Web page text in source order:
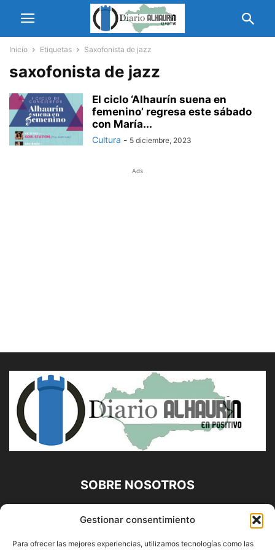
Gestionar consentimiento
Para ofrecer las mejores experiencias, utilizamos tecnologías como las
Inicio Etiquetas Saxofonista de jazz
saxofonista de jazz
El ciclo ‘Alhaurín suena en
femenino’ regresa este sábado
con María...
Cultura - 5 diciembre, 2023
Ads
SOBRE NOSOTROS
Diario Alhaurín (www.alhaurindelatorre.com) Propiedad de
Francisco E. López López | 639 95 71 95 | Noticias de
Alhaurín de la Torre, Málaga y Provincia|